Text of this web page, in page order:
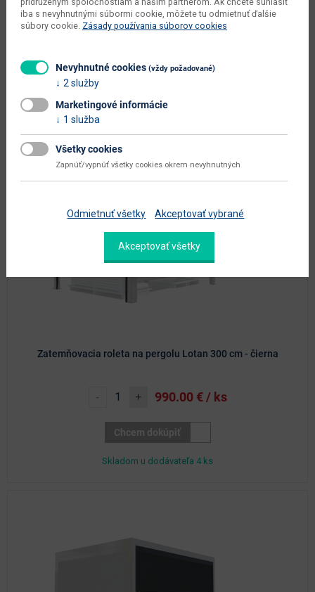
Možnosť dokúpiť:
Zatemňovacia roleta na pergolu Lotan 300 cm - čierna
- + 990.00€ / ks
Chcem dokúpiť
Skladom u dodávateľa 4 ks
iba s nevyhnutnými súbormi cookie, môžete tu odmietnuť ďalšie
súbory cookie. Zásady používania súborov cookies
Nevyhnutné cookies (vždy požadované)
2 služby
Marketingové informácie
1 služba
Všetky cookies
Zapnúť/vypnúť všetky cookies okrem nevyhnutných
Odmietnuť všetky Akceptovať vybrané
Akceptovať všetky